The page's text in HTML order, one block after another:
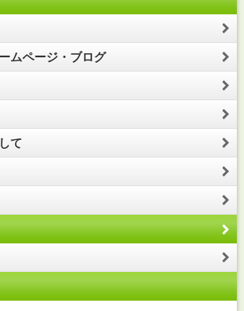
ムページ・ブログ
て